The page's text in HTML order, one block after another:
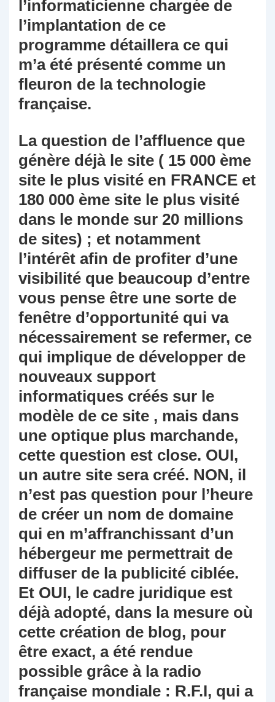
l’informaticienne chargée de
l’implantation de ce
programme détaillera ce qui
m’a été présenté comme un
fleuron de la technologie
française.
La question de l’affluence que
génère déjà le site ( 15 000 ème
site le plus visité en FRANCE et
180 000 ème site le plus visité
dans le monde sur 20 millions
de sites) ; et notamment
l’intérêt afin de profiter d’une
visibilité que beaucoup d’entre
vous pense être une sorte de
fenêtre d’opportunité qui va
nécessairement se refermer, ce
qui implique de développer de
nouveaux support
informatiques créés sur le
modèle de ce site , mais dans
une optique plus marchande,
cette question est close. OUI,
un autre site sera créé. NON, il
n’est pas question pour l’heure
de créer un nom de domaine
qui en m’affranchissant d’un
hébergeur me permettrait de
diffuser de la publicité ciblée.
Et OUI, le cadre juridique est
déjà adopté, dans la mesure où
cette création de blog, pour
être exact, a été rendue
possible grâce à la radio
française mondiale : R.F.I, qui a